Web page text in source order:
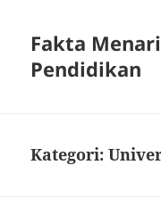
Fakta
Pendidikan
Kategori: